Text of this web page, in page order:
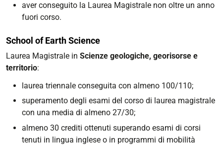
aver conseguito la Laurea Magistrale non oltre un anno
fuori corso.
School of Earth Science
Laurea Magistrale in Scienze geologiche, georisorse e
territorio:
laurea triennale conseguita con almeno 100/110;
superamento degli esami del corso di laurea magistrale
con una media di almeno 27/30;
almeno 30 crediti ottenuti superando esami di corsi
tenuti in lingua inglese o in programmi di mobilità